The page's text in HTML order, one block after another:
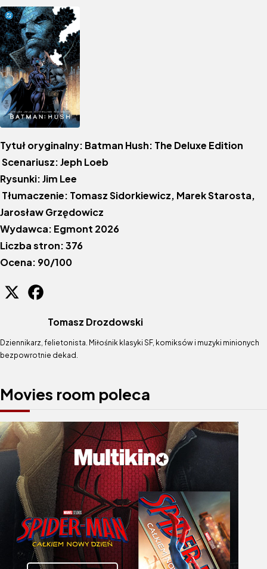
Tytuł oryginalny: Batman Hush: The Deluxe Edition
Scenariusz: Jeph Loeb
Rysunki: Jim Lee
Tłumaczenie: Tomasz Sidorkiewicz, Marek Starosta,
Jarosław Grzędowicz
Wydawca: Egmont 2026
Liczba stron: 376
Ocena: 90/100
Tomasz Drozdowski
Dziennikarz, felietonista. Miłośnik klasyki SF, komiksów i muzyki minionych
bezpowrotnie dekad.
Movies room poleca